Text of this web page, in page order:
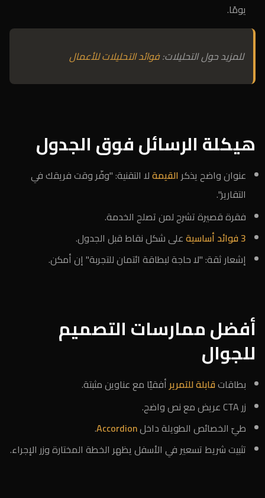
يومًا.
للمزيد حول التحليلات:فوائد التحليلات للأعمال
هيكلة الرسائل فوق الجدول
عنوان واضح يذكرالقيمةلا التقنية: "وفّر وقت فريقك في
التقارير".
فقرة قصيرة تشرح لمن تصلح الخدمة.
3 فوائد أساسية
على شكل نقاط قبل الجدول.
إشعار ثقة: "لا حاجة لبطاقة ائتمان للتجربة" إن أمكن.
أفضل ممارسات التصميم
للجوال
بطاقاتقابلة للتمريرأفقيًا مع عناوين مثبتة.
زر CTA عريض مع نص واضح.
طيّ الخصائص الطويلة داخلAccordion
.
تثبيت شريط تسعير في الأسفل يظهر الخطة المختارة وزر الإجراء.